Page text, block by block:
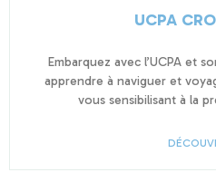
UCPA
Embarquez avec l’UCPA et
apprendre à naviguer et
vous sensibilisant à la